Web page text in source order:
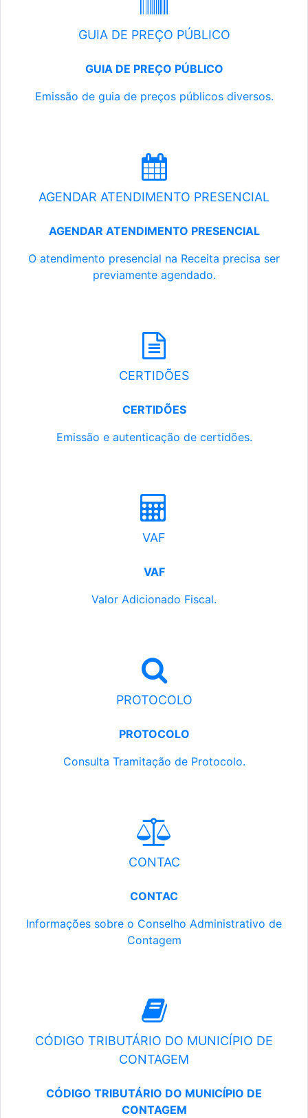
GUIA DE PREÇO PÚBLICO
GUIA DE PREÇO PÚBLICO
Emissão de guia de preços públicos diversos.
AGENDAR ATENDIMENTO PRESENCIAL
AGENDAR ATENDIMENTO PRESENCIAL
O atendimento presencial na Receita precisa ser
previamente agendado.
CERTIDÕES
CERTIDÕES
Emissão e autenticação de certidões.
VAF
VAF
Valor Adicionado Fiscal.
PROTOCOLO
PROTOCOLO
Consulta Tramitação de Protocolo.
CONTAC
CONTAC
Informações sobre o Conselho Administrativo de
Contagem
CÓDIGO TRIBUTÁRIO DO MUNICÍPIO DE
CONTAGEM
CÓDIGO TRIBUTÁRIO DO MUNICÍPIO DE
CONTAGEM